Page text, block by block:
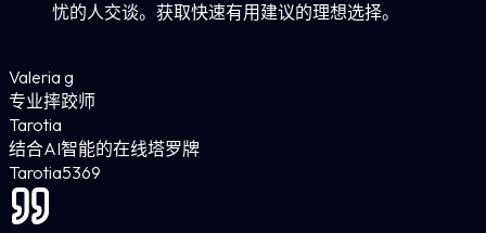
忧的人交谈。获取快速有用建议的理想选择。
Valeria g
专业摔跤师
Tarotia
结合AI智能的在线塔罗牌
Tarotia5369